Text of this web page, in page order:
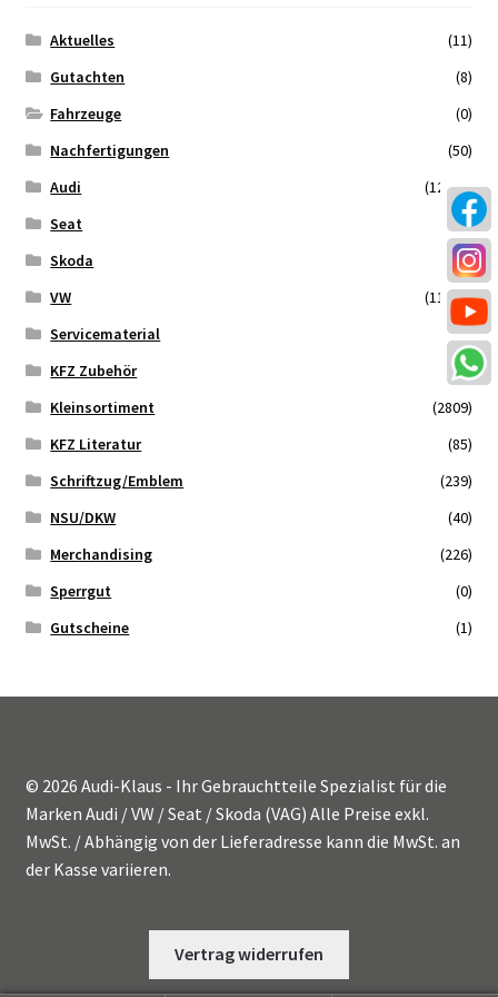
Malvorlagen
Mein Konto
Vertrag widerrufen
Warenkorb
Widerrufsbelehrung
Wunschzettel
Zahlungsmöglichkeiten
Aktuelles
(11)
Gutachten
(8)
Fahrzeuge
(0)
Nachfertigungen
(50)
Audi
(12021)
Seat
(714)
Skoda
(557)
VW
(11855)
Servicematerial
(546)
KFZ Zubehör
(34)
Kleinsortiment
(2809)
KFZ Literatur
(85)
Schriftzug/Emblem
(239)
NSU/DKW
(40)
Merchandising
(226)
Sperrgut
(0)
Gutscheine
(1)
© 2026 Audi-Klaus - Ihr Gebrauchtteile Spezialist für die
Marken Audi / VW / Seat / Skoda (VAG) Alle Preise exkl.
MwSt. / Abhängig von der Lieferadresse kann die MwSt. an
der Kasse variieren.
Vertrag widerrufen